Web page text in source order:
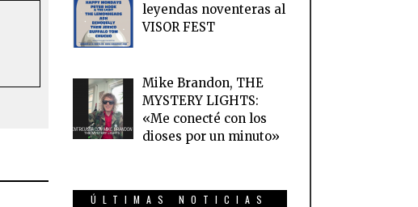
leyendas noventeras al
VISOR FEST
Mike Brandon, THE
MYSTERY LIGHTS:
«Me conecté con los
dioses por un minuto»
ÚLTIMAS NOTICIAS